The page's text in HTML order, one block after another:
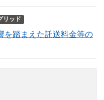
リッド
を踏まえた託送料金等の